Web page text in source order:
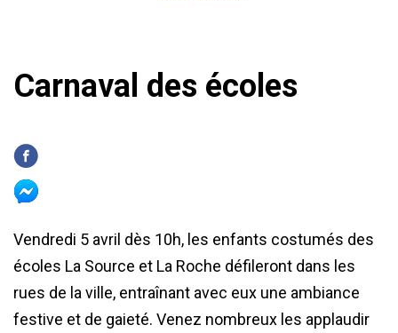
Carnaval des écoles
Vendredi 5 avril dès 10h, les enfants costumés des
écoles La Source et La Roche défileront dans les
rues de la ville, entraînant avec eux une ambiance
festive et de gaieté. Venez nombreux les applaudir